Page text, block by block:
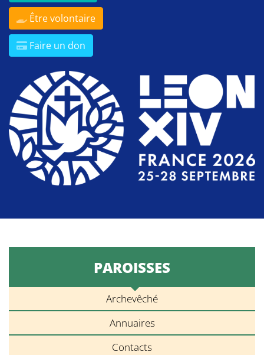
Être volontaire
Faire un don
PAROISSES
Archevêché
Annuaires
Contacts